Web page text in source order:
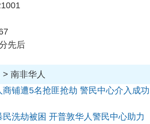
先后
> 南非华人
商铺遭5名抢匪抢劫 警民中心介入成功
民洗劫被困 开普敦华人警民中心助力